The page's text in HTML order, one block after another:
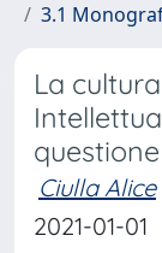
3.1
La
Ciulla Alice
2021-01-01